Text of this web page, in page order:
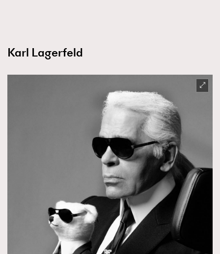
Karl Lagerfeld